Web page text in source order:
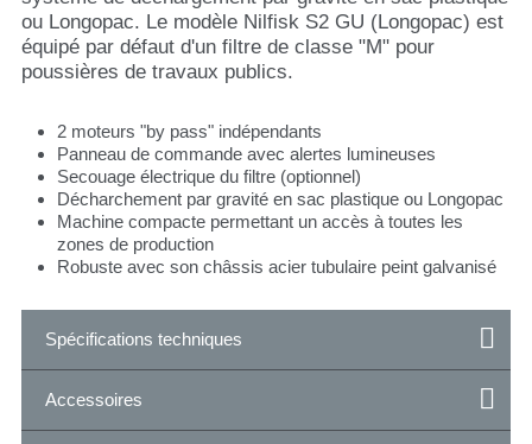
ou Longopac. Le modèle Nilfisk S2 GU (Longopac) est
équipé par défaut d'un filtre de classe "M" pour
poussières de travaux publics.
2 moteurs "by pass" indépendants
Panneau de commande avec alertes lumineuses
Secouage électrique du filtre (optionnel)
Décharchement par gravité en sac plastique ou Longopac
Machine compacte permettant un accès à toutes les
zones de production
Robuste avec son châssis acier tubulaire peint galvanisé
Spécifications techniques
Accessoires